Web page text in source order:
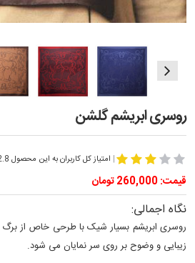
روسری ابریشم گلشن
| امتیاز کل کاربران به این محصول 2.8 از 6 نفر
قیمت: 260,000 تومان
نگاه اجمالی:
روسری ابریشم بسیار شیک با طرحی خاص از
زیبایی و وضوح بر روی سر نمایان می شود.